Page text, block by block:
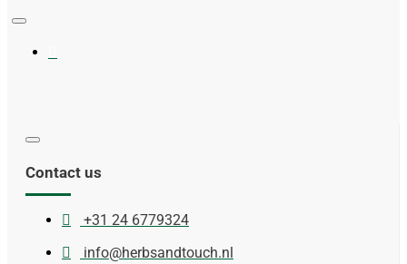
Contact us
+31 24 6779324
info@herbsandtouch.nl